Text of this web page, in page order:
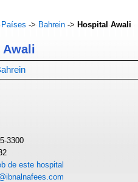
Países -> Bahrein -> Hospital Awali
Awali
3300
de este hospital